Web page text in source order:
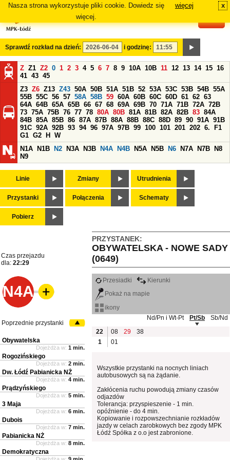
Nasza strona wykorzystuje pliki cookie. Dowiedz się
więcej.
więcej x
Sprawdź rozkład na dzień: i godzinę:
Z Z1 Z2 0 1 2 3 4 5 6 7 8 9 10A 10B 11 12 13 14 15 16
41 43 45
Z3 Z6 Z13 Z43 50A 50B 51A 51B 52 53A 53C 53B 54B 55A
55B 55C 56 57 58A 58B 59 60A 60B 60C 60D 61 62 63
64A 64B 65A 65B 66 67 68 69A 69B 70 71A 71B 72A 72B
73 75A 75B 76 77 78 80A 80B 81A 81B 82A 82B 83 84A
84B 85A 85B 86 87A 87B 88A 88B 88C 88D 89 90 91A 91B
91C 92A 92B 93 94 96 97A 97B 99 100 101 201 202 6.
F1
G1 G2 H
W
N1A
N1B N2 N3A N3B N4A N4B N5A N5B N6 N7A N7B
N8
N9
Linie Zmiany Utrudnienia
Przystanki Połączenia Schematy
Pobierz
PRZYSTANEK:
OBYWATELSKA - NOWE SADY
(0649)
Czas przejazdu
dla: 22:29
N4A
Przesiadki
Kierunki
Pokaż na mapie
ikony
Nd/Pn i Wt-Pt
Pt/Sb
Sb/Nd
22
08 29
38
1
01
Wszystkie przystanki na nocnych liniach
autobusowych są na żądanie.
Zakłócenia ruchu powodują zmiany czasów
odjazdów
Tolerancja: przyspieszenie - 1 min.
opóźnienie - do 4 min.
Kopiowanie i rozpowszechnianie rozkładów
jazdy w celach zarobkowych bez zgody MPK
Łódź Spółka z o.o jest zabronione.
Poprzednie przystanki
Obywatelska
Dojeżdża w: 1 min.
Rogozińskiego
Dojeżdża w: 2 min.
Dw. Łódź Pabianicka NŻ
Dojeżdża w: 4 min.
Prądzyńskiego
Dojeżdża w: 5 min.
3 Maja
Dojeżdża w: 6 min.
Dubois
Dojeżdża w: 7 min.
Pabianicka NŻ
Dojeżdża w: 8 min.
Demokratyczna